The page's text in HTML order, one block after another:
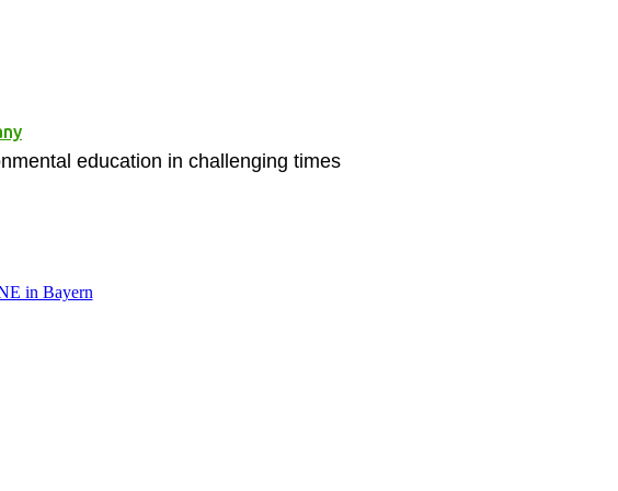
education in challenging times